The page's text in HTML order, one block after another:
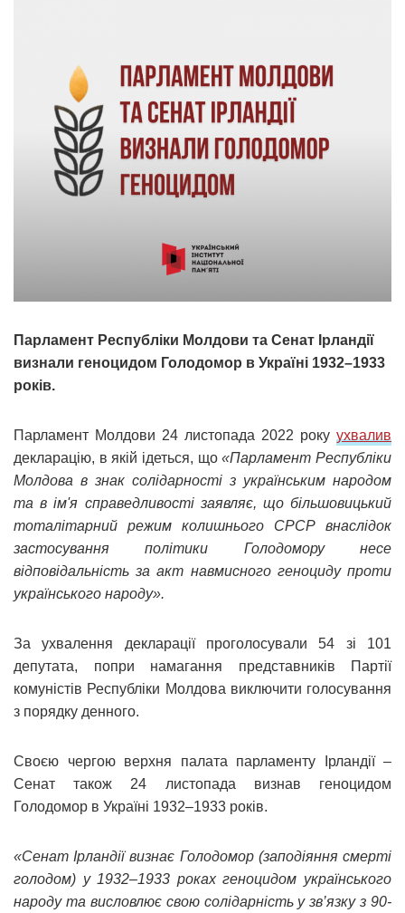
Парламент Республіки Молдови та Сенат Ірландії
визнали геноцидом Голодомор в Україні 1932–1933
років.
Парламент Молдови 24 листопада 2022 року ухвалив
декларацію, в якій ідеться, що«Парламент Республіки
Молдова в знак солідарності з українським народом
та в ім'я справедливості заявляє, що більшовицький
тоталітарний режим колишнього СРСР внаслідок
застосування політики Голодомору несе
відповідальність за акт навмисного геноциду проти
українського народу».
За ухвалення декларації проголосували 54 зі 101
депутата, попри намагання представників Партії
комуністів Республіки Молдова виключити голосування
з порядку денного.
Своєю чергою верхня палата парламенту Ірландії –
Сенат також 24 листопада визнав геноцидом
Голодомор в Україні 1932–1933 років.
«Сенат Ірландії визнає Голодомор (заподіяння смерті
голодом) у 1932–1933 роках геноцидом українського
народу та висловлює свою солідарність у зв’язку з 90-